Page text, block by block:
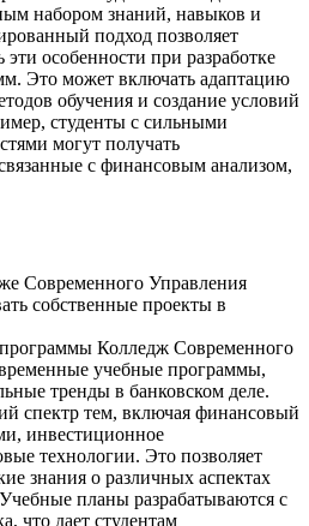
набором знаний, навыков и
подход позволяет
особенности при разработке
Это может включать адаптацию
обучения и создание условий
студенты с сильными
могут получать
с финансовым анализом,
Современного Управления
собственные проекты в
Колледж Современного
учебные программы,
тренды в банковском деле.
спектр тем, включая финансовый
инвестиционное
технологии. Это позволяет
знания о различных аспектах
планы разрабатываются с
что дает студентам